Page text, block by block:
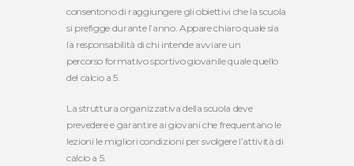
consentono di raggiungere gli obiettivi che la scuola
si prefigge durante l’anno. Appare chiaro quale sia
la responsabilità di chi intende avviare un
percorso formativo sportivo giovanile quale quello
del calcio a 5.
La struttura organizzativa della scuola deve
prevedere e garantire ai giovani che frequentano le
lezioni le migliori condizioni per svolgere l’attività di
calcio a 5.